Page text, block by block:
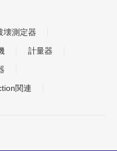
壊測定器
計量器
関連